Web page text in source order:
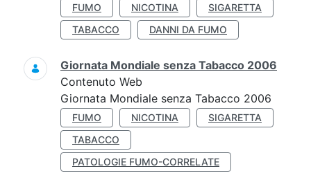
FUMO NICOTINA
SIGARETTA
TABACCO
DANNI DA FUMO
Giornata Mondiale senza Tabacco 2006
Contenuto Web
Giornata Mondiale senza Tabacco 2006
FUMO NICOTINA
SIGARETTA
TABACCO
PATOLOGIE FUMO-CORRELATE